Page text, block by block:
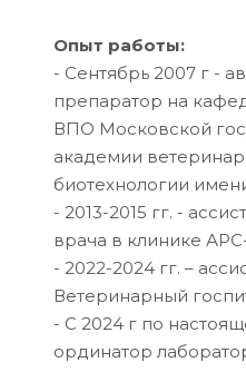
Опыт работы:
- Сентябрь 2007 г -
препаратор на
ВПО Московской
академии
биотехнологии
- 2013-2015 гг. -
врача в клинике
- 2022-2024 гг. –
Ветеринарный
- С 2024 г по
ординатор